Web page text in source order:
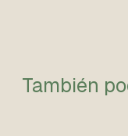
También